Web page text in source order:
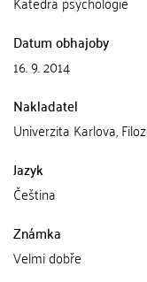
Datum obhajoby
16. 9. 2014
Nakladatel
Univerzita Karlova,
Jazyk
Čeština
Známka
Velmi dobře